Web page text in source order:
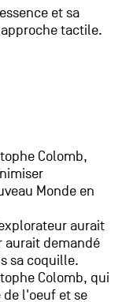
et sa
tactile.
Colomb,
Monde en
aurait
aurait demandé
sa coquille.
Colomb, qui
l'oeuf et se